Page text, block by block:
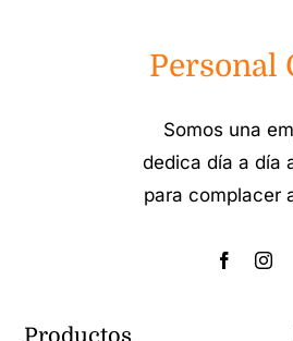
Personal
Somos una
dedica día a día
para complacer
Productos